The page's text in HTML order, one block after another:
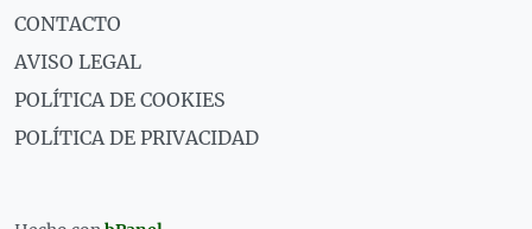
CONTACTO
AVISO LEGAL
POLÍTICA DE COOKIES
POLÍTICA DE PRIVACIDAD